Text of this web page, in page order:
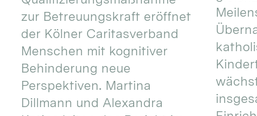
zur Betreuungskraft eröffnet
der Kölner Caritasverband
Menschen mit kognitiver
Behinderung neue
Perspektiven. Martina
Dillmann und Alexandra